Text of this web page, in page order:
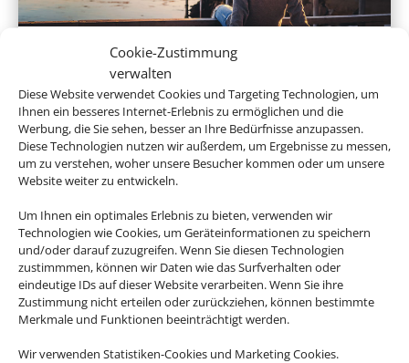
Cookie-Zustimmung
verwalten
Diese Website verwendet Cookies und Targeting Technologien, um
Ihnen ein besseres Internet-Erlebnis zu ermöglichen und die
Werbung, die Sie sehen, besser an Ihre Bedürfnisse anzupassen.
Diese Technologien nutzen wir außerdem, um Ergebnisse zu messen,
um zu verstehen, woher unsere Besucher kommen oder um unsere
Website weiter zu entwickeln.
Um Ihnen ein optimales Erlebnis zu bieten, verwenden wir
Technologien wie Cookies, um Geräteinformationen zu speichern
und/oder darauf zuzugreifen. Wenn Sie diesen Technologien
zustimmmen, können wir Daten wie das Surfverhalten oder
eindeutige IDs auf dieser Website verarbeiten. Wenn Sie ihre
Zustimmung nicht erteilen oder zurückziehen, können bestimmte
Merkmale und Funktionen beeinträchtigt werden.
Wir verwenden Statistiken-Cookies und Marketing Cookies.
Ferienhaus
Hotel und Bahn
Empfehlungen für Ihre Reise